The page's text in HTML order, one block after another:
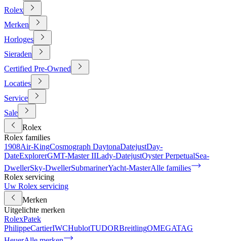
Rolex
Merken
Horloges
Sieraden
Certified Pre-Owned
Locaties
Service
Sale
Rolex
Rolex families
1908Air-KingCosmograph DaytonaDatejustDay-
DateExplorerGMT-Master IILady-DatejustOyster PerpetualSea-
DwellerSky-DwellerSubmarinerYacht-MasterAlle families
Rolex servicing
Uw Rolex servicing
Merken
Uitgelichte merken
RolexPatek
PhilippeCartierIWCHublotTUDORBreitlingOMEGATAG